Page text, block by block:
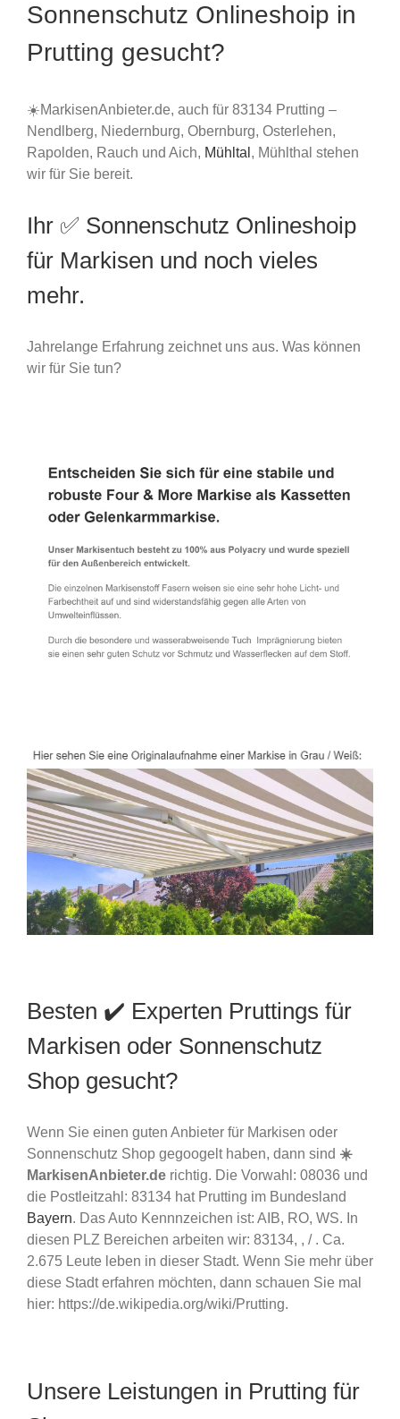
Sonnenschutz Onlineshoip in
Prutting gesucht?
☀️MarkisenAnbieter.de, auch für 83134 Prutting –
Nendlberg, Niedernburg, Obernburg, Osterlehen,
Rapolden, Rauch und Aich, Mühltal , Mühlthal stehen
wir für Sie bereit.
Ihr ✅ Sonnenschutz Onlineshoip
für Markisen und noch vieles
mehr.
Jahrelange Erfahrung zeichnet uns aus. Was können
wir für Sie tun?
Besten ✔️ Experten Pruttings für
Markisen oder Sonnenschutz
Shop gesucht?
Wenn Sie einen guten Anbieter für Markisen oder
Sonnenschutz Shop gegoogelt haben, dann sind ☀️
MarkisenAnbieter.de richtig. Die Vorwahl: 08036 und
die Postleitzahl: 83134 hat Prutting im Bundesland
Bayern. Das Auto Kennnzeichen ist: AIB, RO, WS. In
diesen PLZ Bereichen arbeiten wir: 83134, , / . Ca.
2.675 Leute leben in dieser Stadt. Wenn Sie mehr über
diese Stadt erfahren möchten, dann schauen Sie mal
hier: https://de.wikipedia.org/wiki/Prutting.
Unsere Leistungen in Prutting für